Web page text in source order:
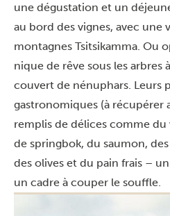
une dégustation et un
au bord des vignes, avec une
montagnes Tsitsikamma. Ou
nique de rêve sous les arbres
couvert de nénuphars. Leurs
gastronomiques (à récupérer
remplis de délices comme
de springbok, du saumon,
des olives et du pain frais –
un cadre à couper le souffle.